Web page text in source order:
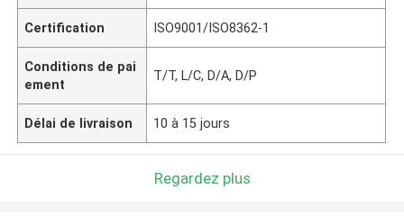
Certification ISO9001/ISO8362-1
Conditions de pai
ement
T/T, L/C, D/A, D/P
Délai de livraison 10 à 15 jours
Regardez plus